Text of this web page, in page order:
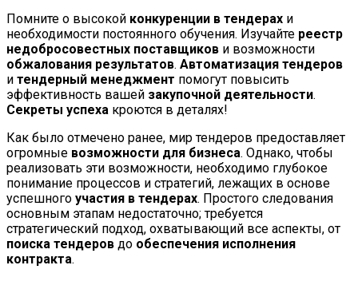
Помните о высокой конкуренции в тендерах и
необходимости постоянного обучения. Изучайте реестр
недобросовестных поставщиков и возможности
обжалования результатов. Автоматизация тендеров
и тендерный менеджмент помогут повысить
эффективность вашей закупочной деятельности.
Секреты успеха кроются в деталях!
Как было отмечено ранее, мир тендеров предоставляет
огромные возможности для бизнеса. Однако, чтобы
реализовать эти возможности, необходимо глубокое
понимание процессов и стратегий, лежащих в основе
успешного участия в тендерах. Простого следования
основным этапам недостаточно; требуется
стратегический подход, охватывающий все аспекты, от
поиска тендеров до обеспечения исполнения
контракта.